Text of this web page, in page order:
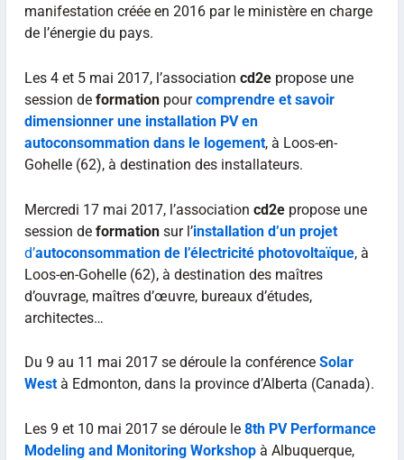
manifestation créée en 2016 par le ministère en charge
de l’énergie du pays.
Les 4 et 5 mai 2017, l’association cd2epropose une
session de formationpourcomprendre et savoir
dimensionner une installation PV en
autoconsommation dans le logement, à Loos-en-
Gohelle (62), à destination des installateurs.
Mercredi 17 mai 2017, l’association cd2epropose une
session de formationsur l’installation d’un projet
d’autoconsommation de l’électricité photovoltaïque, à
Loos-en-Gohelle (62), à destination des maîtres
d’ouvrage, maîtres d’œuvre, bureaux d’études,
architectes…
Du 9 au 11 mai 2017 se déroule la conférence Solar
Westà Edmonton, dans la province d’Alberta (Canada).
Les 9 et 10 mai 2017 se déroule le 8th PV Performance
Modeling and Monitoring Workshopà Albuquerque,